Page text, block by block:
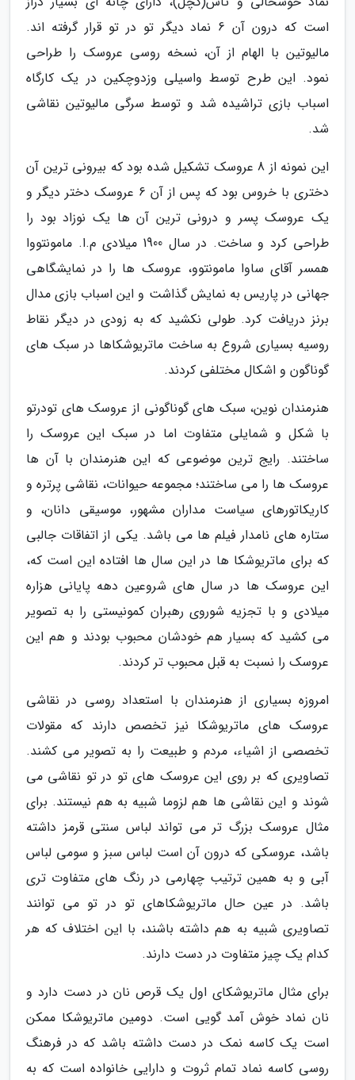
است که درون آن 6 نماد دیگر تو در تو قرار گرفته اند.
مالیوتین با الهام از آن، نسخه روسی عروسک را طراحی
نمود. این طرح توسط واسیلی وزدوچکین در یک کارگاه
اسباب بازی تراشیده شد و توسط سرگی مالیوتین نقاشی
شد.
این نمونه از 8 عروسک تشکیل شده بود که بیرونی ترین آن
دختری با خروس بود که پس از آن 6 عروسک دختر دیگر و
یک عروسک پسر و درونی ترین آن ها یک نوزاد بود را
طراحی کرد و ساخت. در سال 1900 میلادی م.ا. مامونتووا
همسر آقای ساوا مامونتوو، عروسک ها را در نمایشگاهی
جهانی در پاریس به نمایش گذاشت و این اسباب بازی مدال
برنز دریافت کرد. طولی نکشید که به زودی در دیگر نقاط
روسیه بسیاری شروع به ساخت ماتریوشکاها در سبک های
گوناگون و اشکال مختلفی کردند.
هنرمندان نوین، سبک های گوناگونی از عروسک های تودرتو
با شکل و شمایلی متفاوت اما در سبک این عروسک را
ساختند. رایج ترین موضوعی که این هنرمندان با آن ها
عروسک ها را می ساختند؛ مجموعه حیوانات، نقاشی پرتره و
کاریکاتورهای سیاست مداران مشهور، موسیقی دانان، و
ستاره های نامدار فیلم ها می باشد. یکی از اتفاقات جالبی
که برای ماتریوشکا ها در این سال ها افتاده این است که،
این عروسک ها در سال های شروعین دهه پایانی هزاره
میلادی و با تجزیه شوروی رهبران کمونیستی را به تصویر
می کشید که بسیار هم خودشان محبوب بودند و هم این
عروسک را نسبت به قبل محبوب تر کردند.
امروزه بسیاری از هنرمندان با استعداد روسی در نقاشی
عروسک های ماتریوشکا نیز تخصص دارند که مقولات
تخصصی از اشیاء، مردم و طبیعت را به تصویر می کشند.
تصاویری که بر روی این عروسک های تو در تو نقاشی می
شوند و این نقاشی ها هم لزوما شبیه به هم نیستند. برای
مثال عروسک بزرگ تر می تواند لباس سنتی قرمز داشته
باشد، عروسکی که درون آن است لباس سبز و سومی لباس
آبی و به همین ترتیب چهارمی در رنگ های متفاوت تری
باشد. در عین حال ماتریوشکاهای تو در تو می توانند
تصاویری شبیه به هم داشته باشند، با این اختلاف که هر
کدام یک چیز متفاوت در دست دارند.
برای مثال ماتریوشکای اول یک قرص نان در دست دارد و
نان نماد خوش آمد گویی است. دومین ماتریوشکا ممکن
است یک کاسه نمک در دست داشته باشد که در فرهنگ
روسی کاسه نماد تمام ثروت و دارایی خانواده است که به